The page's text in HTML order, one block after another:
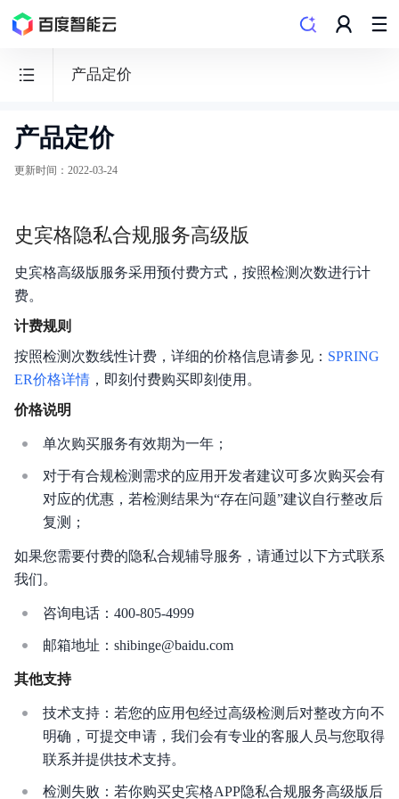
产品定价
史
宾
全
及
隐
合
规
平
台
产品描述
产品定价
产品定价
更新时间 ： 2022-03-24
史宾格隐私合规服务高级版
史宾格高级版服务采用预付费方式，按照检测次数进行计
费。
计费规则
按照检测次数线性计费，详细的价格信息请参见： SPRING
ER价格详情 ，即刻付费购买即刻使用。
价格说明
单次购买服务有效期为一年；
对于有合规检测需求的应用开发者建议可多次购买会有
对应的优惠，若检测结果为“存在问题”建议自行整改后
复测；
如果您需要付费的隐私合规辅导服务，请通过以下方式联系
我们。
咨询电话：400-805-4999
邮箱地址：shibinge@baidu.com
其他支持
技术支持：若您的应用包经过高级检测后对整改方向不
明确，可提交申请，我们会有专业的客服人员与您取得
联系并提供技术支持。
检测失败：若你购买史宾格APP隐私合规服务高级版后